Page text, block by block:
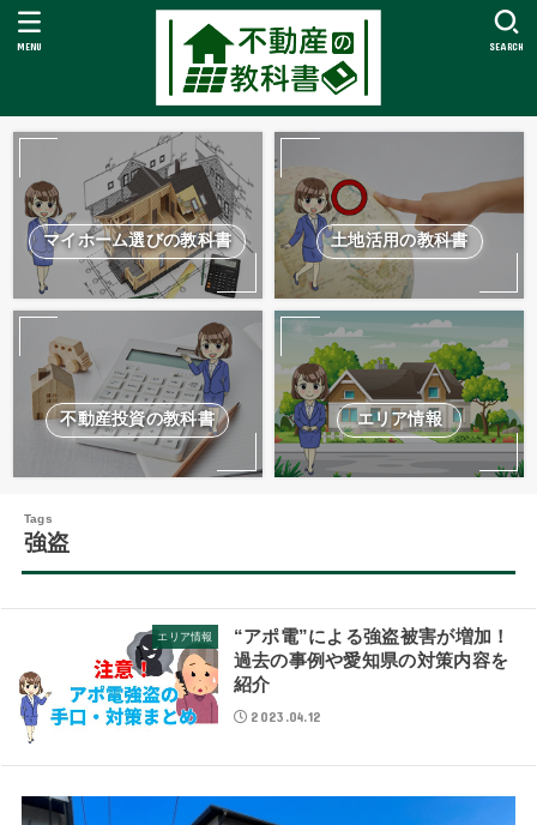
SEARCH
MENU
マイホーム選びの教科書 土地活用の教科書
不動産投資の教科書 エリア情報
強盗
エリア情報
“アポ電”による強盗被害が増加！
過去の事例や愛知県の対策内容を
紹介
2023.04.12